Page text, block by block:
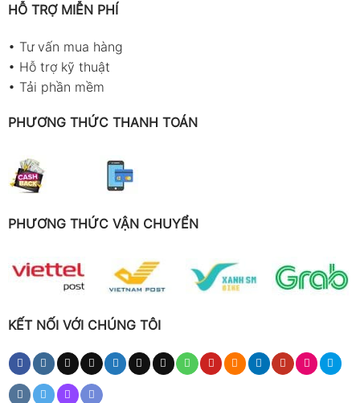
HỖ TRỢ MIỄN PHÍ
• Tư vấn mua hàng
• Hỗ trợ kỹ thuật
• Tải phần mềm
PHƯƠNG THỨC THANH TOÁN
PHƯƠNG THỨC VẬN CHUYỂN
KẾT NỐI VỚI CHÚNG TÔI